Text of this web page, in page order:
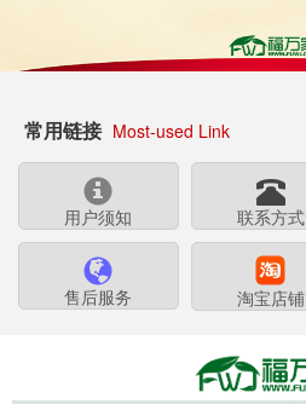
常用链接 Most-used Link
用户须知 联系方式
售后服务 淘宝店铺